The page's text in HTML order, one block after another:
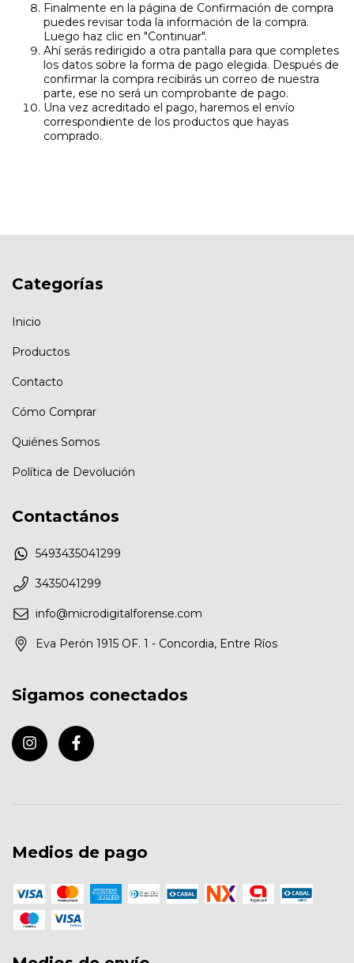
Finalmente en la página de Confirmación de compra
puedes revisar toda la información de la compra.
Luego haz clic en "Continuar".
Ahí serás redirigido a otra pantalla para que completes
los datos sobre la forma de pago elegida. Después de
confirmar la compra recibirás un correo de nuestra
parte, ese no será un comprobante de pago.
Una vez acreditado el pago, haremos el envío
correspondiente de los productos que hayas
comprado.
Categorías
Inicio
Productos
Contacto
Cómo Comprar
Quiénes Somos
Política de Devolución
Contactános
5493435041299
3435041299
info@microdigitalforense.com
Eva Perón 1915 OF. 1 - Concordia, Entre Ríos
Sigamos conectados
Medios de pago